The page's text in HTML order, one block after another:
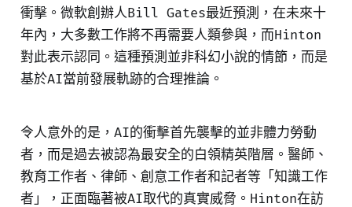
衝擊。微軟創辦人Bill Gates最近預測，在未來十
年內，大多數工作將不再需要人類參與，而Hinton
對此表示認同。這種預測並非科幻小說的情節，而是
基於AI當前發展軌跡的合理推論。
令人意外的是，AI的衝擊首先襲擊的並非體力勞動
者，而是過去被認為最安全的白領精英階層。醫師、
教育工作者、律師、創意工作者和記者等「知識工作
者」，正面臨著被AI取代的真實威脅。Hinton在訪